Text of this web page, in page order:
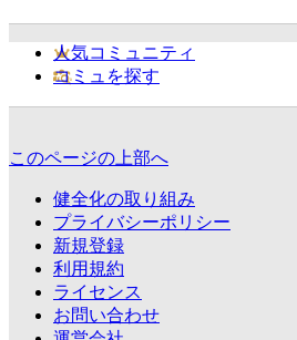
人気コミュニティ
コミュを探す
このページの上部へ
健全化の取り組み
プライバシーポリシー
新規登録
利用規約
ライセンス
お問い合わせ